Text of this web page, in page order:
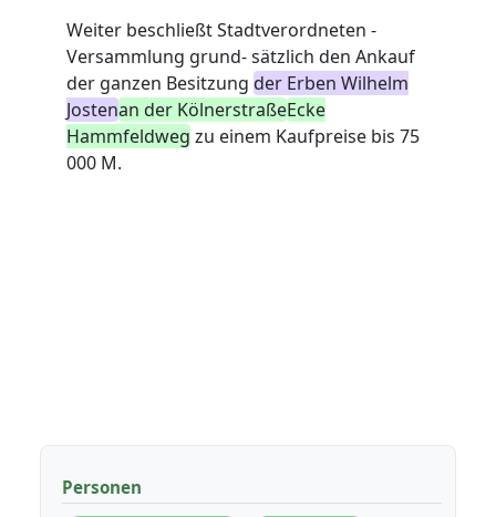
Weiter beschließt Stadtverordneten -
Versammlung grund- sätzlich den Ankauf
der ganzen Besitzungder Erben Wilhelm
Jostenan der KölnerstraßeEcke
Hammfeldweg zu einem Kaufpreise bis 75
000 M.
Personen